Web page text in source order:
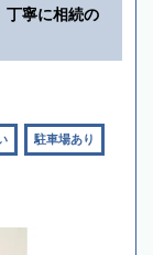
丁寧に相続の
駐車場あり